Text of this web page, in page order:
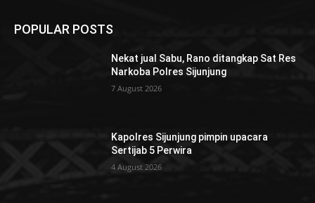
POPULAR POSTS
Nekat jual Sabu, Rano ditangkap Sat Res
Narkoba Polres Sijunjung
7 August 2026
Kapolres Sijunjung pimpin upacara
Sertijab 5 Perwira
4 August 2026